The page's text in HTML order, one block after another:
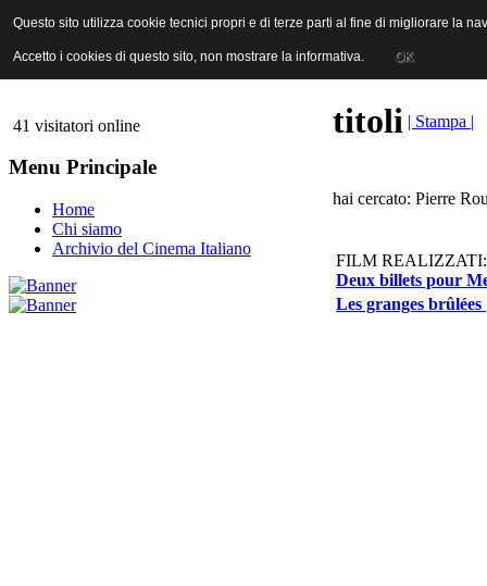
ANICA | Associazione Nazionale Industrie Cinematografiche
41 visitatori online
Menu Principale
Home
Chi siamo
Archivio del Cinema Italiano
titoli | Stampa |
hai cercato: Pierre
FILM REALIZZATI:
Deux billets pour
Les granges
Questo sito utilizza cookie tecnici propri e di terze parti al fine di migliorare la
Accetto i cookies di questo sito, non mostrare la informativa. OK
Questo sito utilizza cookie tecnici propri e di terze parti al fine di migliorare la
Accetto i cookies di questo sito, non mostrare la informativa. OK